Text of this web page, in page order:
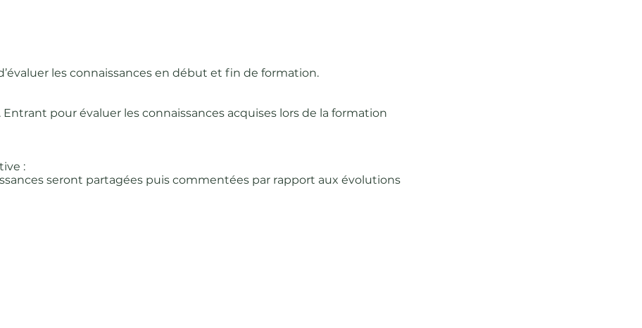
les connaissances en début et fin de formation.
Entrant pour évaluer les connaissances acquises lors de la formation
:
seront partagées puis commentées par rapport aux évolutions